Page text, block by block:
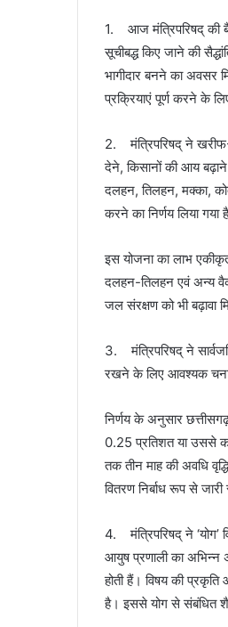
1. आज मंत्रिपरिषद् की
सूचीबद्ध किए जाने की
भागीदार बनने का अवसर
प्रक्रियाएं पूर्ण करने के
2. मंत्रिपरिषद् ने खरीफ-
देने, किसानों की आय
दलहन, तिलहन, मक्का,
करने का निर्णय लिया गया
इस योजना का लाभ
दलहन-तिलहन एवं अन्य
जल संरक्षण को भी बढ़ावा
3. मंत्रिपरिषद् ने
रखने के लिए आवश्यक चना
निर्णय के अनुसार
0.25 प्रतिशत या उससे
तक तीन माह की अवधि
वितरण निर्बाध रूप से जारी
4. मंत्रिपरिषद् ने ‘योग’
आयुष प्रणाली का अभिन्न
होती हैं। विषय की
है। इससे योग से संबंधित